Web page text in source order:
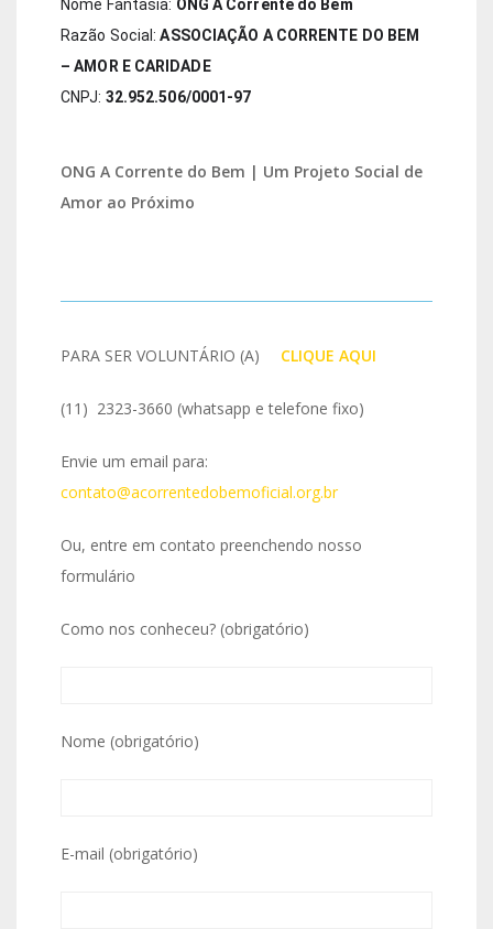
Nome Fantasia: ONG A Corrente do Bem
Razão Social: ASSOCIAÇÃO A CORRENTE DO BEM
– AMOR E CARIDADE
CNPJ: 32.952.506/0001-97
ONG A Corrente do Bem | Um Projeto Social de
Amor ao Próximo
PARA SER VOLUNTÁRIO (A) CLIQUE AQUI
(11) 2323-3660 (whatsapp e telefone fixo)
Envie um email para:
contato@acorrentedobemoficial.org.br
Ou, entre em contato preenchendo nosso
formulário
Como nos conheceu? (obrigatório)
Nome (obrigatório)
E-mail (obrigatório)